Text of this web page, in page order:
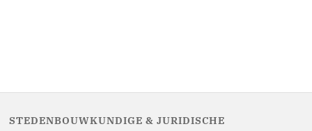
STEDENBOUWKUNDIGE & JURIDISCHE